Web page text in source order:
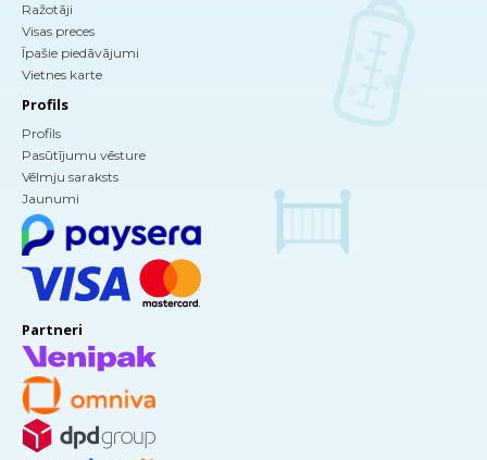
Ražotāji
Visas preces
Īpašie piedāvājumi
Vietnes karte
Profils
Profils
Pasūtījumu vēsture
Vēlmju saraksts
Jaunumi
Partneri